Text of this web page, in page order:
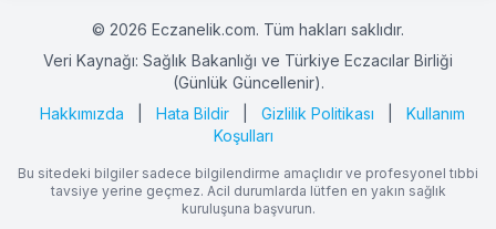
© 2026 Eczanelik.com. Tüm hakları saklıdır.
Veri Kaynağı: Sağlık Bakanlığı ve Türkiye Eczacılar Birliği
(Günlük Güncellenir).
Hakkımızda
Hata Bildir Gizlilik Politikası
Kullanım
Koşulları
Bu sitedeki bilgiler sadece bilgilendirme amaçlıdır ve profesyonel tıbbi
tavsiye yerine geçmez. Acil durumlarda lütfen en yakın sağlık
kuruluşuna başvurun.